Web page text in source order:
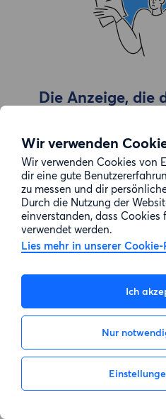
Wir verwenden
Wir verwenden Cookies von
dir eine gute
zu messen und dir
Durch die Nutzung der
einverstanden, dass Cookies
verwendet werden.
Lies mehr in unserer
Ich
Nur
Die Anzeige, die
Zur